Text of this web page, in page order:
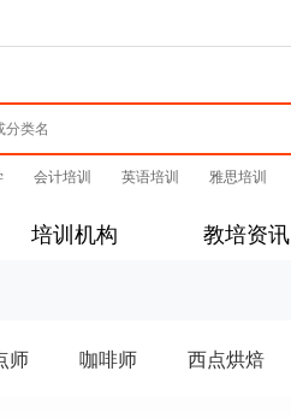
会计培训 英语培训 雅思培训
培训机构 教培资讯
师 咖啡师 西点烘焙